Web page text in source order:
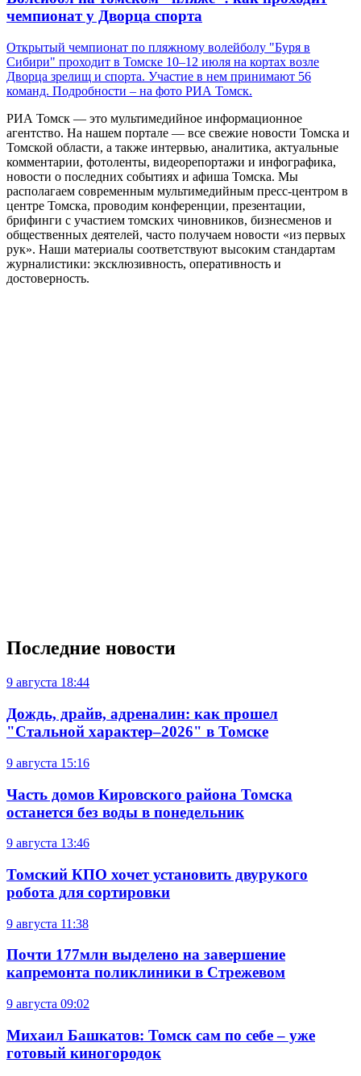
чемпионат у Дворца спорта
Открытый чемпионат по пляжному волейболу "Буря в
Сибири" проходит в Томске 10–12 июля на кортах возле
Дворца зрелищ и спорта. Участие в нем принимают 56
команд. Подробности – на фото РИА Томск.
РИА Томск — это мультимедийное информационное
агентство. На нашем портале — все свежие новости Томска и
Томской области, а также интервью, аналитика, актуальные
комментарии, фотоленты, видеорепортажи и инфографика,
новости о последних событиях и афиша Томска. Мы
располагаем современным мультимедийным пресс-центром в
центре Томска, проводим конференции, презентации,
брифинги с участием томских чиновников, бизнесменов и
общественных деятелей, часто получаем новости «из первых
рук». Наши материалы соответствуют высоким стандартам
журналистики: эксклюзивность, оперативность и
достоверность.
Последние новости
9 августа 18:44
Дождь, драйв, адреналин: как прошел
"Стальной характер–2026" в Томске
9 августа 15:16
Часть домов Кировского района Томска
останется без воды в понедельник
9 августа 13:46
Томский КПО хочет установить двурукого
робота для сортировки
9 августа 11:38
Почти 177млн выделено на завершение
капремонта поликлиники в Стрежевом
9 августа 09:02
Михаил Башкатов: Томск сам по себе – уже
готовый киногородок